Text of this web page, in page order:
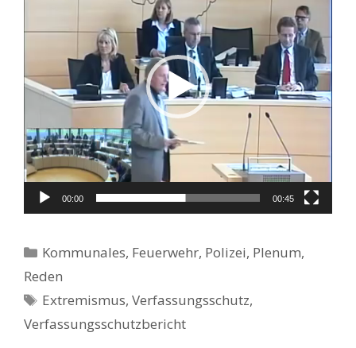
00:00 00:45
Kategorien
Kommunales, Feuerwehr, Polizei, Plenum,
Reden
Schlagwörter
Extremismus,Verfassungsschutz,
Verfassungsschutzbericht